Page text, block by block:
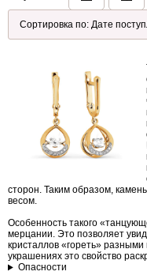
сторон. Таким образом,
весом.
Особенность такого
мерцании. Это позволяет
кристаллов «гореть»
украшениях это свойство
Опасности